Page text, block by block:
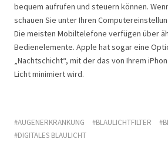
bequem aufrufen und steuern können.
schauen Sie unter Ihren
Die meisten Mobiltelefone verfügen über
Bedienelemente. Apple hat sogar eine
„Nachtschicht“, mit der das von Ihrem
Licht minimiert wird.
AUGENERKRANKUNG BLAULICHTFILTER
DIGITALES BLAULICHT